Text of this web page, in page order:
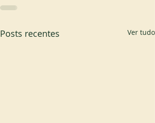
Posts recentes Ver tudo